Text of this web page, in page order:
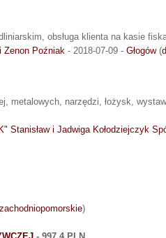
obsługa klienta na kasie
Zenon Poźniak - 2018-07-09 - Głogów(
metalowych, narzędzi, łożysk,
Stanisław i Jadwiga Kołodziejczyk
zachodniopomorskie)